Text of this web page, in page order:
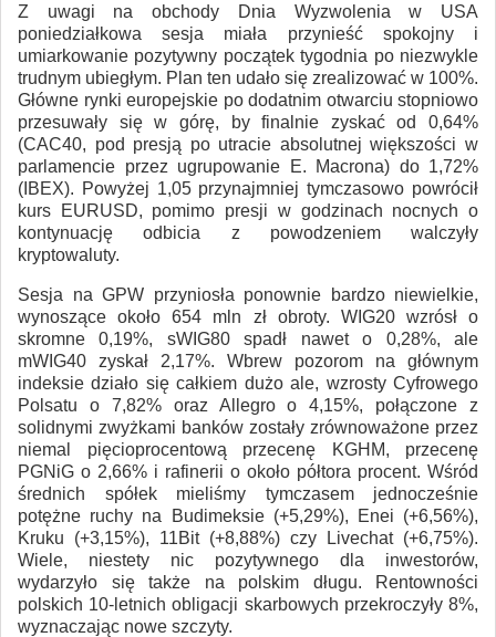
Z uwagi na obchody Dnia Wyzwolenia w USA
poniedziałkowa sesja miała przynieść spokojny i
umiarkowanie pozytywny początek tygodnia po niezwykle
trudnym ubiegłym. Plan ten udało się zrealizować w 100%.
Główne rynki europejskie po dodatnim otwarciu stopniowo
przesuwały się w górę, by finalnie zyskać od 0,64%
(CAC40, pod presją po utracie absolutnej większości w
parlamencie przez ugrupowanie E. Macrona) do 1,72%
(IBEX). Powyżej 1,05 przynajmniej tymczasowo powrócił
kurs EURUSD, pomimo presji w godzinach nocnych o
kontynuację odbicia z powodzeniem walczyły
kryptowaluty.
Sesja na GPW przyniosła ponownie bardzo niewielkie,
wynoszące około 654 mln zł obroty. WIG20 wzrósł o
skromne 0,19%, sWIG80 spadł nawet o 0,28%, ale
mWIG40 zyskał 2,17%. Wbrew pozorom na głównym
indeksie działo się całkiem dużo ale, wzrosty Cyfrowego
Polsatu o 7,82% oraz Allegro o 4,15%, połączone z
solidnymi zwyżkami banków zostały zrównoważone przez
niemal pięcioprocentową przecenę KGHM, przecenę
PGNiG o 2,66% i rafinerii o około półtora procent. Wśród
średnich spółek mieliśmy tymczasem jednocześnie
potężne ruchy na Budimeksie (+5,29%), Enei (+6,56%),
Kruku (+3,15%), 11Bit (+8,88%) czy Livechat (+6,75%).
Wiele, niestety nic pozytywnego dla inwestorów,
wydarzyło się także na polskim długu. Rentowności
polskich 10-letnich obligacji skarbowych przekroczyły 8%,
wyznaczając nowe szczyty.